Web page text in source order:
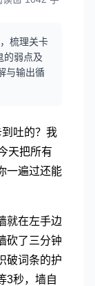
梳理关卡
的弱点及
与输出循
吐的？我
天把所有
一遍过还能
就在左手边
砍了三分钟
破词条的护
3秒，墙自